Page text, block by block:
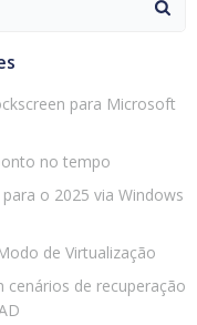
para Microsoft
no tempo
o 2025 via Windows
de Virtualização
cenários de recuperação